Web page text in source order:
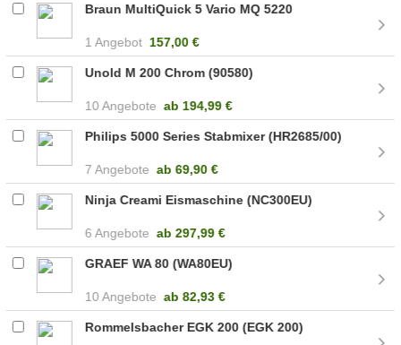
Braun MultiQuick 5 Vario MQ 5220
1 Angebot 157,00 €
Unold M 200 Chrom (90580)
10 Angebote ab 194,99 €
Philips 5000 Series Stabmixer (HR2685/00)
7 Angebote ab 69,90 €
Ninja Creami Eismaschine (NC300EU)
6 Angebote ab 297,99 €
GRAEF WA 80 (WA80EU)
10 Angebote ab 82,93 €
Rommelsbacher EGK 200 (EGK 200)